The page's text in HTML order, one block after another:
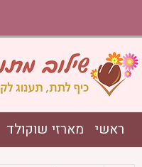
ראשי מארזי שוקולד